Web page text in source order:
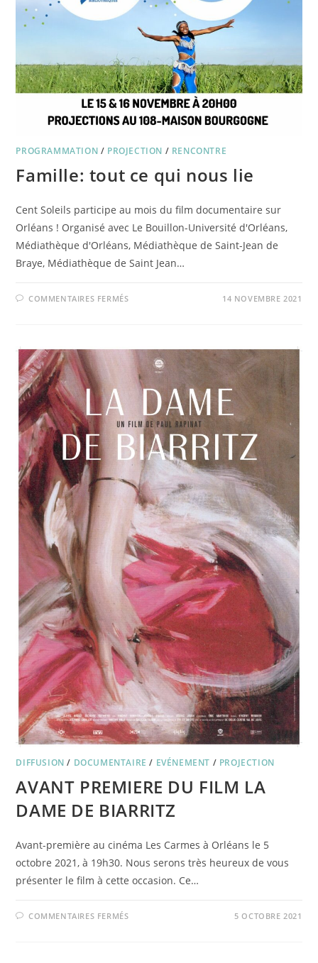
PROGRAMMATION / PROJECTION / RENCONTRE
Famille: tout ce qui nous lie
Cent Soleils participe au mois du film documentaire sur
Orléans ! Organisé avec Le Bouillon-Université d'Orléans,
Médiathèque d'Orléans, Médiathèque de Saint-Jean de
Braye, Médiathèque de Saint Jean…
COMMENTAIRES FERMÉSSUR
LIE
14 NOVEMBRE 2021
DIFFUSION / DOCUMENTAIRE / EVÉNEMENT / PROJECTION
AVANT PREMIERE DU FILM LA
DAME DE BIARRITZ
Avant-première au cinéma Les Carmes à Orléans le 5
octobre 2021, à 19h30. Nous serons très heureux de vous
présenter le film à cette occasion. Ce…
COMMENTAIRES FERMÉSSUR 5 OCTOBRE 2021